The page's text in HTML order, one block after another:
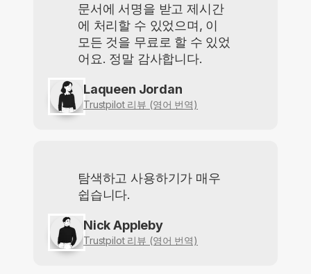
문서에 서명을 받고 제시간
에 처리할 수 있었으며, 이
모든 것을 무료로 할 수 있었
어요. 정말 감사합니다.
Laqueen Jordan
Trustpilot 리뷰 (영어 번역)
탐색하고 사용하기가 매우
쉽습니다.
Nick Appleby
Trustpilot 리뷰 (영어 번역)